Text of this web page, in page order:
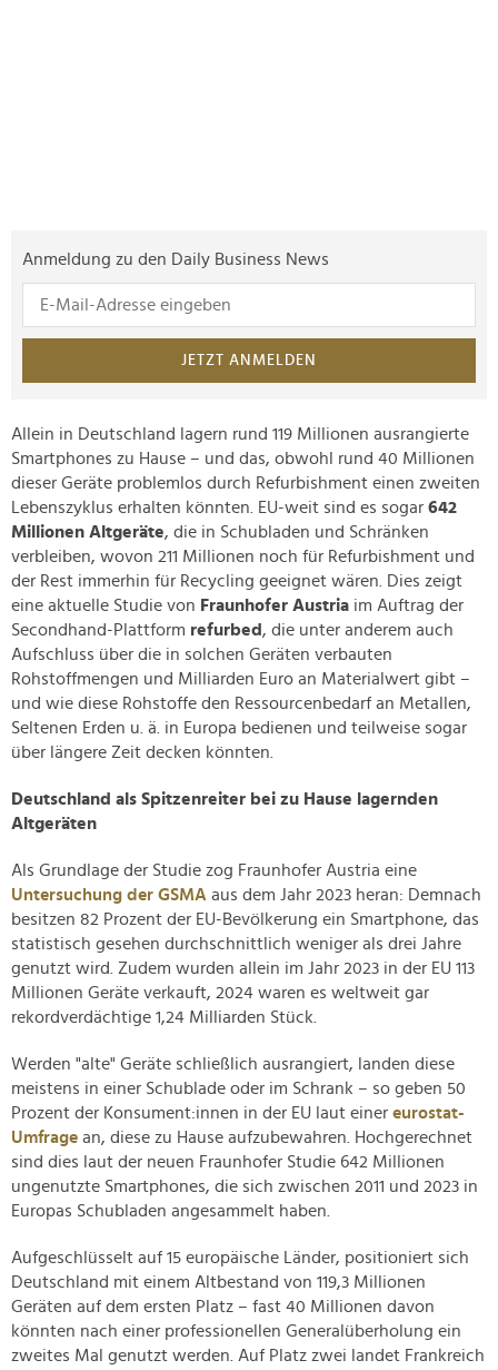
Anmeldung zu den Daily Business News
JETZT ANMELDEN
Allein in Deutschland lagern rund 119 Millionen ausrangierte
Smartphones zu Hause – und das, obwohl rund 40 Millionen
dieser Geräte problemlos durch Refurbishment einen zweiten
Lebenszyklus erhalten könnten. EU-weit sind es sogar 642
Millionen Altgeräte, die in Schubladen und Schränken
verbleiben, wovon 211 Millionen noch für Refurbishment und
der Rest immerhin für Recycling geeignet wären. Dies zeigt
eine aktuelle Studie von Fraunhofer Austria im Auftrag der
Secondhand-Plattform refurbed , die unter anderem auch
Aufschluss über die in solchen Geräten verbauten
Rohstoffmengen und Milliarden Euro an Materialwert gibt –
und wie diese Rohstoffe den Ressourcenbedarf an Metallen,
Seltenen Erden u. ä. in Europa bedienen und teilweise sogar
über längere Zeit decken könnten.
Deutschland als Spitzenreiter bei zu Hause lagernden
Altgeräten
Als Grundlage der Studie zog Fraunhofer Austria eine
Untersuchung der GSMA aus dem Jahr 2023 heran: Demnach
besitzen 82 Prozent der EU-Bevölkerung ein Smartphone, das
statistisch gesehen durchschnittlich weniger als drei Jahre
genutzt wird. Zudem wurden allein im Jahr 2023 in der EU 113
Millionen Geräte verkauft, 2024 waren es weltweit gar
rekordverdächtige 1,24 Milliarden Stück.
Werden "alte" Geräte schließlich ausrangiert, landen diese
meistens in einer Schublade oder im Schrank – so geben 50
Prozent der Konsument:innen in der EU laut einer eurostat-
Umfrage an, diese zu Hause aufzubewahren. Hochgerechnet
sind dies laut der neuen Fraunhofer Studie 642 Millionen
ungenutzte Smartphones, die sich zwischen 2011 und 2023 in
Europas Schubladen angesammelt haben.
Aufgeschlüsselt auf 15 europäische Länder, positioniert sich
Deutschland mit einem Altbestand von 119,3 Millionen
Geräten auf dem ersten Platz – fast 40 Millionen davon
könnten nach einer professionellen Generalüberholung ein
zweites Mal genutzt werden. Auf Platz zwei landet Frankreich